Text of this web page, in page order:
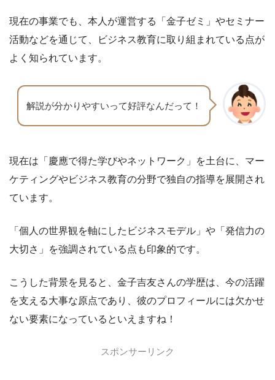
現在の事業でも、本人が運営する「金子ゼミ」やセミナー
活動などを通じて、ビジネス教育に取り組まれている点が
よく知られています。
解説が分かりやすいって好評なんだって！
現在は「慶應で得た学びやネットワーク」を土台に、マー
ケティングやビジネス教育の分野で独自の指導を展開され
ています。
「個人の世界観を軸にしたビジネスモデル」や「発信力の
大切さ」を強調されている点も印象的です。
こうした背景を見ると、金子吉友さんの学歴は、今の活躍
を支える大事な原点であり、彼のプロフィールには欠かせ
ない要素になっているといえますね！
スポンサーリンク